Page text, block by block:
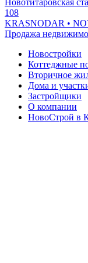
Новотитаровская
108
KRASNODAR •
Продажа
Новостройки
Коттеджные
Вторичное
Дома и
Застройщики
О компании
НовоСтрой в